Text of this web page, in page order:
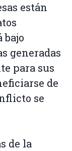
están
generadas
para sus
de
se
de la